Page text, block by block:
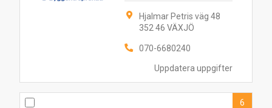
Uppdatera uppgifter
Hjalmar Petris väg 48
352 46 VÄXJÖ
070-6680240
6